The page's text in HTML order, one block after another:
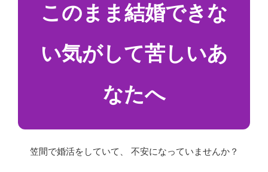
このまま結婚できな
い気がして苦しいあ
なたへ
笠間で婚活をしていて、 不安になっていませんか？